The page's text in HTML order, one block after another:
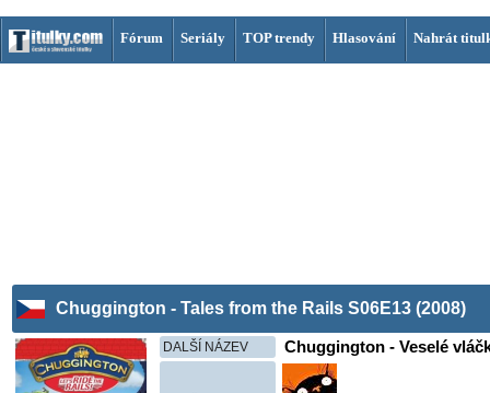
Fórum Seriály TOP trendy Hlasování Nahrát
Chuggington - Tales from the Rails S06E13 (2008)
DALŠÍ NÁZEV Chuggington - Veselé